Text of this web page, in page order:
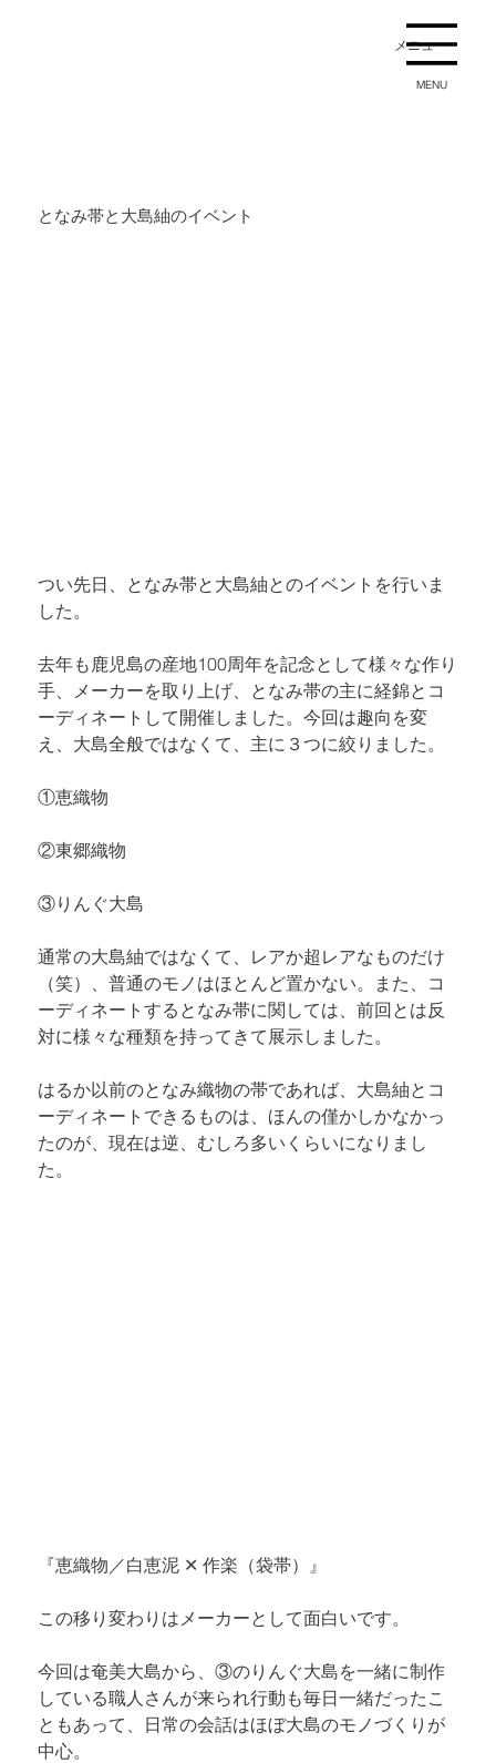
メニュー
MENU
となみ帯と大島紬のイベント
つい先日、となみ帯と大島紬とのイベントを行いま
した。
去年も鹿児島の産地100周年を記念として様々な作り
手、メーカーを取り上げ、となみ帯の主に経錦とコ
ーディネートして開催しました。今回は趣向を変
え、大島全般ではなくて、主に３つに絞りました。
①恵織物
②東郷織物
③りんぐ大島
通常の大島紬ではなくて、レアか超レアなものだけ
（笑）、普通のモノはほとんど置かない。また、コ
ーディネートするとなみ帯に関しては、前回とは反
対に様々な種類を持ってきて展示しました。
はるか以前のとなみ織物の帯であれば、大島紬とコ
ーディネートできるものは、ほんの僅かしかなかっ
たのが、現在は逆、むしろ多いくらいになりまし
た。
『恵織物／白恵泥 ✕ 作楽（袋帯）』
この移り変わりはメーカーとして面白いです。
今回は奄美大島から、③のりんぐ大島を一緒に制作
している職人さんが来られ行動も毎日一緒だったこ
ともあって、日常の会話はほぼ大島のモノづくりが
中心。